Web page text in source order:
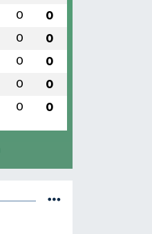
0 0
0 0
0 0
0 0
0 0